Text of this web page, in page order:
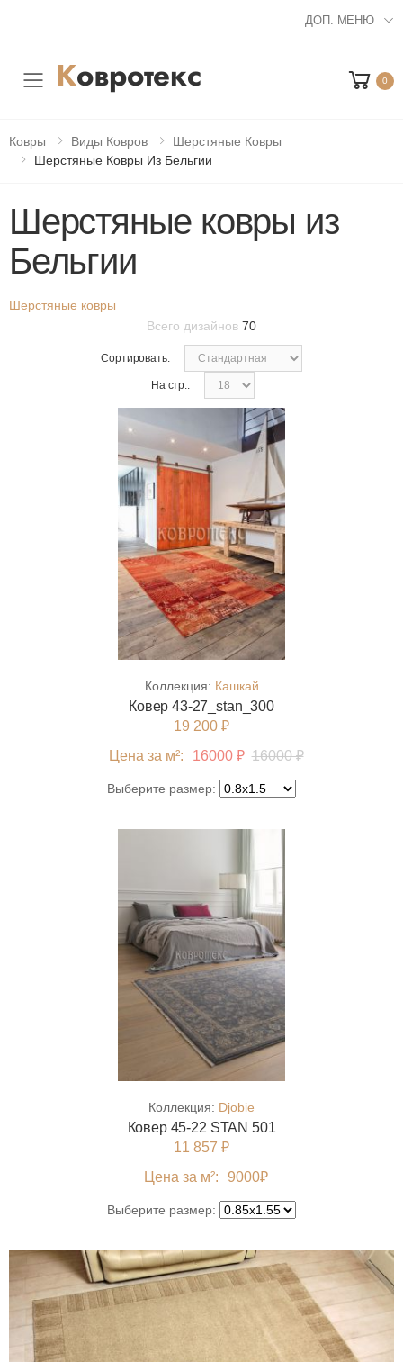
ДОП. МЕНЮ
Мобильное меню 0
Ковры Виды Ковров
Шерстяные Ковры
Шерстяные Ковры Из Бельгии
Шерстяные ковры из
Бельгии
Шерстяные ковры
Всего дизайнов 70
Сортировать:
На стр.:
Коллекция: Кашкай
Ковер 43-27_stan_300
19 200 ₽
Цена за м²:
16000 ₽ 16000 ₽
Выберите размер:
Коллекция: Djobie
Ковер 45-22 STAN 501
11 857 ₽
Цена за м²:
9000₽
Выберите размер: